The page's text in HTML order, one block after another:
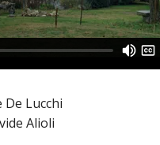
De Lucchi
Alioli